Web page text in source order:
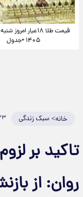
۱۴۰۵ +جدول
خانه>سبک زندگی ۲۳
تاکید بر
روان: از